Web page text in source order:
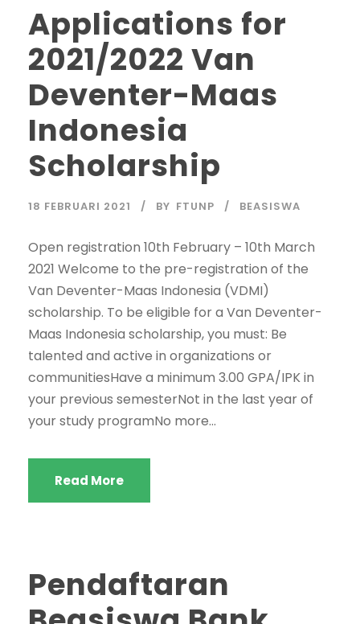
Applications for
2021/2022 Van
Deventer-Maas
Indonesia
Scholarship
18 FEBRUARI 2021 BY FTUNP BEASISWA
Open registration 10th February – 10th March
2021 Welcome to the pre-registration of the
Van Deventer-Maas Indonesia (VDMI)
scholarship. To be eligible for a Van Deventer-
Maas Indonesia scholarship, you must: Be
talented and active in organizations or
communitiesHave a minimum 3.00 GPA/IPK in
your previous semesterNot in the last year of
your study programNo more...
Read More
Pendaftaran